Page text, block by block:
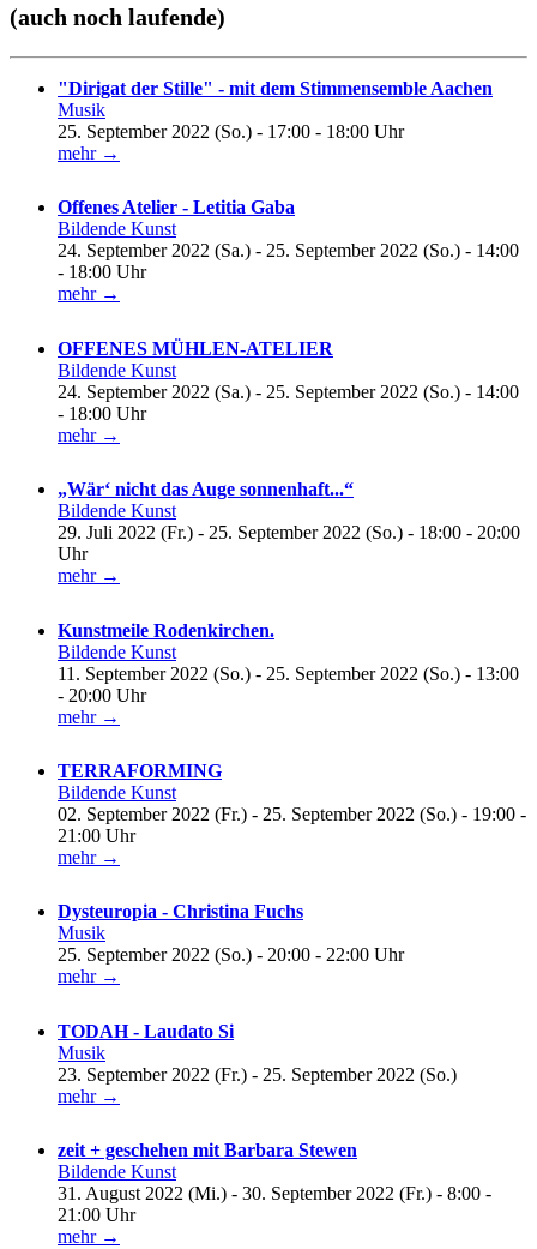
(auch noch laufende)
"Dirigat der Stille" - mit dem Stimmensemble Aachen
Musik
25. September 2022 (So.) - 17:00 - 18:00 Uhr
mehr →
Offenes Atelier - Letitia Gaba
Bildende Kunst
24. September 2022 (Sa.) - 25. September 2022 (So.) - 14:00
- 18:00 Uhr
mehr →
OFFENES MÜHLEN-ATELIER
Bildende Kunst
24. September 2022 (Sa.) - 25. September 2022 (So.) - 14:00
- 18:00 Uhr
mehr →
„Wär‘ nicht das Auge sonnenhaft...“
Bildende Kunst
29. Juli 2022 (Fr.) - 25. September 2022 (So.) - 18:00 - 20:00
Uhr
mehr →
Kunstmeile Rodenkirchen.
Bildende Kunst
11. September 2022 (So.) - 25. September 2022 (So.) - 13:00
- 20:00 Uhr
mehr →
TERRAFORMING
Bildende Kunst
02. September 2022 (Fr.) - 25. September 2022 (So.) - 19:00 -
21:00 Uhr
mehr →
Dysteuropia - Christina Fuchs
Musik
25. September 2022 (So.) - 20:00 - 22:00 Uhr
mehr →
TODAH - Laudato Si
Musik
23. September 2022 (Fr.) - 25. September 2022 (So.)
mehr →
zeit + geschehen mit Barbara Stewen
Bildende Kunst
31. August 2022 (Mi.) - 30. September 2022 (Fr.) - 8:00 -
21:00 Uhr
mehr →